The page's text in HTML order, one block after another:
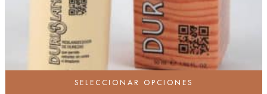
SELECCIONAR OPCIONES